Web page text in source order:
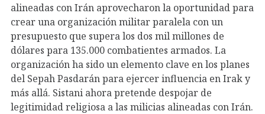
alineadas con Irán aprovecharon la oportunidad para
crear una organización militar paralela con un
presupuesto que supera los dos mil millones de
dólares para 135.000 combatientes armados. La
organización ha sido un elemento clave en los planes
del Sepah Pasdarán para ejercer influencia en Irak y
más allá. Sistani ahora pretende despojar de
legitimidad religiosa a las milicias alineadas con Irán.